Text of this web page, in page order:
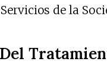
de la